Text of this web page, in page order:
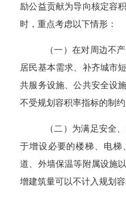
励公益贡献为导向核定容
时，重点考虑以下情形：
（一）在对周边不
居民基本需求、补齐城市
共服务设施、公共安全设
不受规划容积率指标的制约
（二）为满足安全
于增设必要的楼梯、电梯
道、外墙保温等附属设施
增建筑量可以不计入规划容